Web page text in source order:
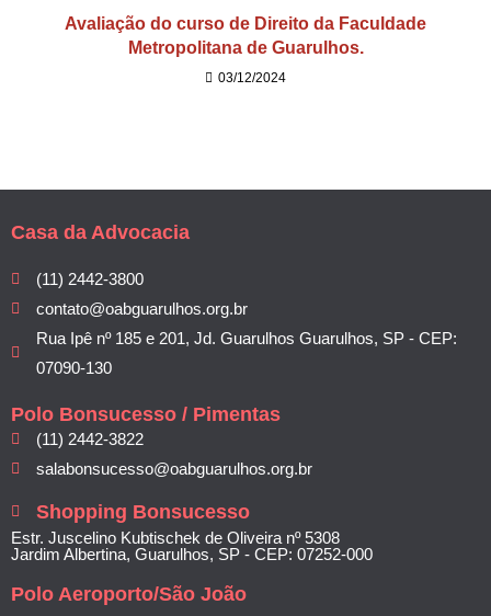
Avaliação do curso de Direito da Faculdade
Metropolitana de Guarulhos.
03/12/2024
Casa da Advocacia
(11) 2442-3800
contato@oabguarulhos.org.br
Rua Ipê nº 185 e 201, Jd. Guarulhos Guarulhos, SP - CEP:
07090-130
Polo Bonsucesso / Pimentas
(11) 2442-3822
salabonsucesso@oabguarulhos.org.br
Shopping Bonsucesso
Estr. Juscelino Kubtischek de Oliveira nº 5308
Jardim Albertina, Guarulhos, SP - CEP: 07252-000
Polo Aeroporto/São João